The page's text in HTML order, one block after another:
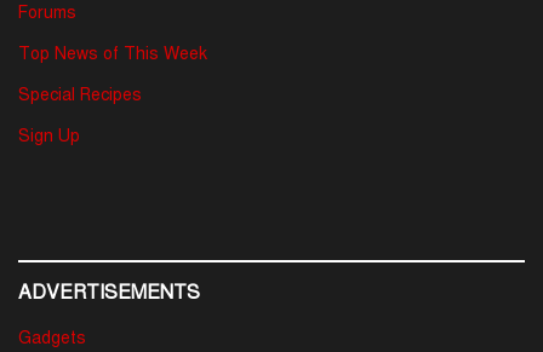
Forums
Top News of This Week
Special Recipes
Sign Up
ADVERTISEMENTS
Gadgets